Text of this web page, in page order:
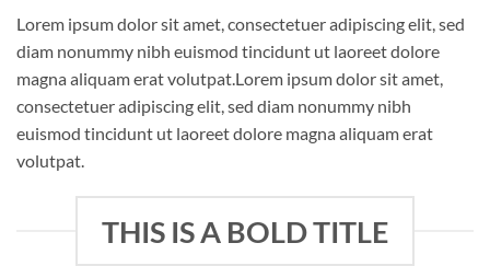
Lorem ipsum dolor sit amet, consectetuer adipiscing elit, sed
diam nonummy nibh euismod tincidunt ut laoreet dolore
magna aliquam erat volutpat.Lorem ipsum dolor sit amet,
consectetuer adipiscing elit, sed diam nonummy nibh
euismod tincidunt ut laoreet dolore magna aliquam erat
volutpat.
THIS IS A BOLD TITLE